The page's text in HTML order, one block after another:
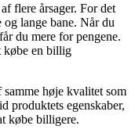
flere årsager. For det
og lange bane. Når du
du mere for pengene.
købe en billig
høje kvalitet som
produktets egenskaber,
købe billigere.